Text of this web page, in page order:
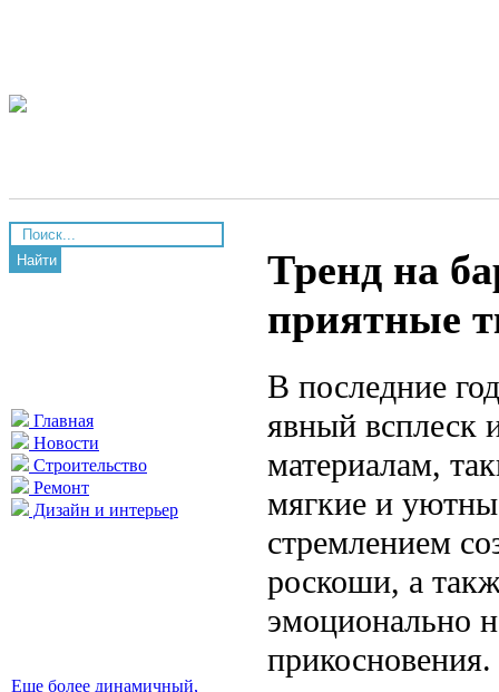
Найти
Главная
Новости
Строительство
Ремонт
Дизайн и интерьер
Еще более динамичный,
Тренд на
приятные
В последние
явный всплеск
материалам,
мягкие и
стремлением
роскоши, а
эмоционально
прикосновения.